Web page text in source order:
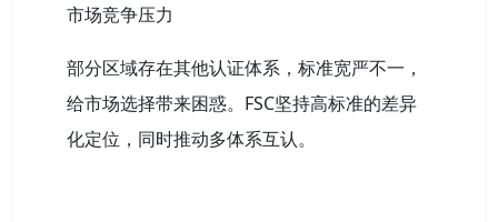
市场竞争压力
部分区域存在其他认证体系，标准宽严不一，
给市场选择带来困惑。FSC坚持高标准的差异
化定位，同时推动多体系互认。